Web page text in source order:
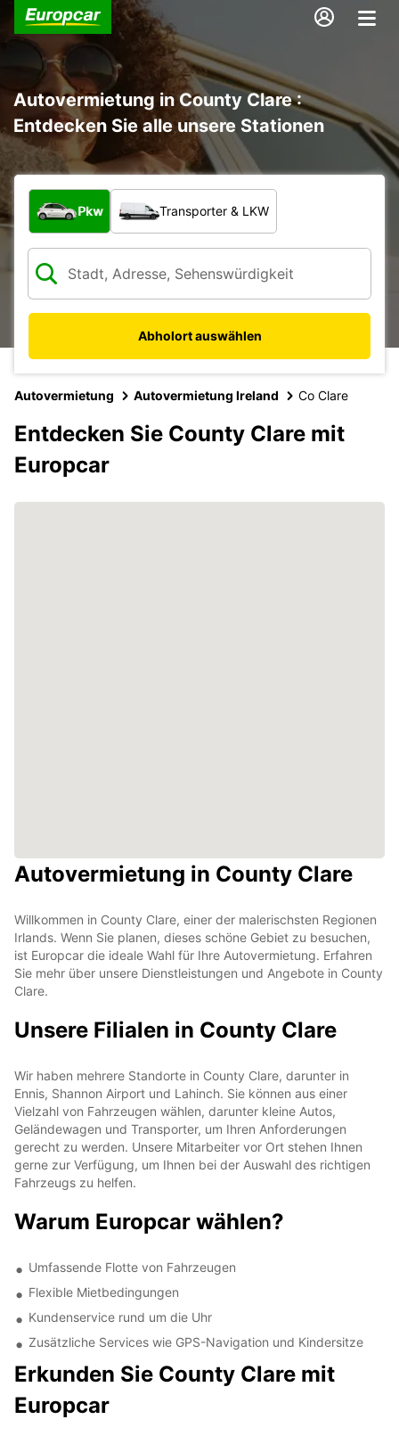
Autovermietung in County Clare :
Entdecken Sie alle unsere Stationen
Welche Art von Fahrzeug?
Pkw Transporter & LKW
Abholort auswählen
Autovermietung Autovermietung Ireland Co Clare
Entdecken Sie County Clare mit
Europcar
Autovermietung in County Clare
Willkommen in County Clare, einer der malerischsten Regionen
Irlands. Wenn Sie planen, dieses schöne Gebiet zu besuchen,
ist Europcar die ideale Wahl für Ihre Autovermietung. Erfahren
Sie mehr über unsere Dienstleistungen und Angebote in County
Clare.
Unsere Filialen in County Clare
Wir haben mehrere Standorte in County Clare, darunter in
Ennis, Shannon Airport und Lahinch. Sie können aus einer
Vielzahl von Fahrzeugen wählen, darunter kleine Autos,
Geländewagen und Transporter, um Ihren Anforderungen
gerecht zu werden. Unsere Mitarbeiter vor Ort stehen Ihnen
gerne zur Verfügung, um Ihnen bei der Auswahl des richtigen
Fahrzeugs zu helfen.
Warum Europcar wählen?
Umfassende Flotte von Fahrzeugen
Flexible Mietbedingungen
Kundenservice rund um die Uhr
Zusätzliche Services wie GPS-Navigation und Kindersitze
Erkunden Sie County Clare mit
Europcar